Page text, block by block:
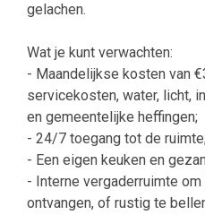
gelachen.
Wat je kunt verwachten:
- Maandelijkse kosten van
servicekosten, water, licht,
en gemeentelijke heffingen;
- 24/7 toegang tot de
- Een eigen keuken en
- Interne vergaderruimte om
ontvangen, of rustig te